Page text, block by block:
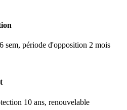
sem, période d'opposition 2 mois
10 ans, renouvelable